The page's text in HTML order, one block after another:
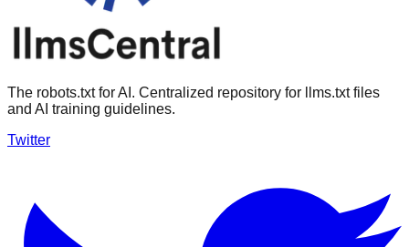
The robots.txt for AI. Centralized repository for llms.txt files
and AI training guidelines.
Twitter